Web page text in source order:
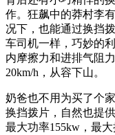
作。狂飙中的莽村李
况下，也能通过换挡
车司机一样，巧妙的
内摩擦力和进排气阻
20km/h，从容下山。
奶爸也不用为买了个
换挡拨片，自然也提
最大功率155kw，最